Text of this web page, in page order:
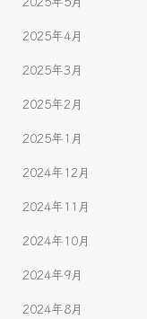
2025年4月
2025年3月
2025年2月
2025年1月
2024年12月
2024年11月
2024年10月
2024年9月
2024年8月